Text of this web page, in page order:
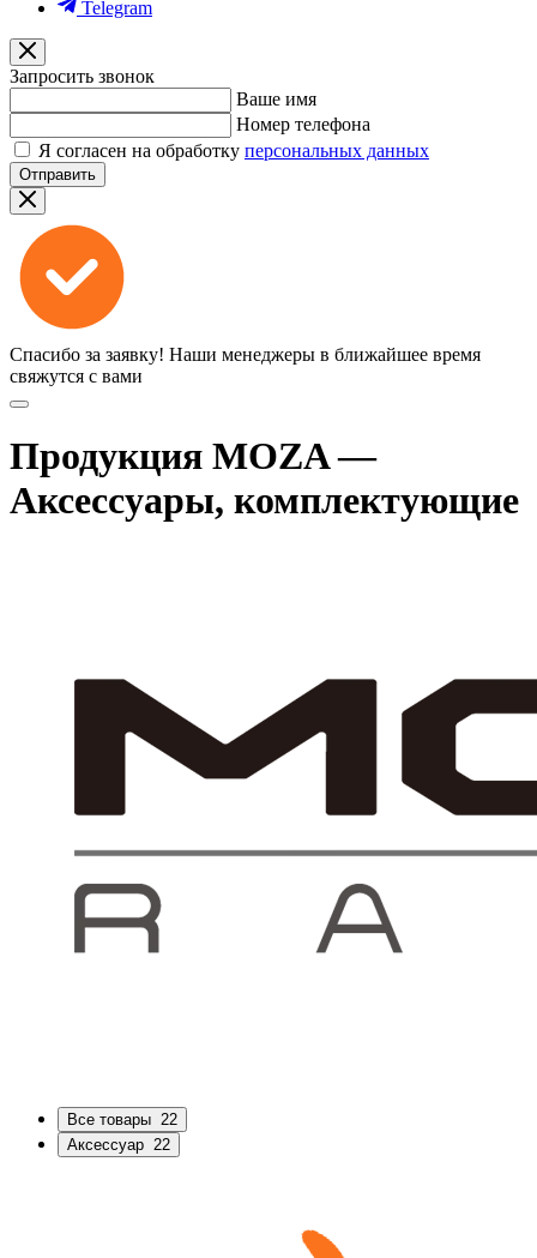
Telegram
Запросить звонок
Ваше имя
Номер телефона
Я согласен на обработку персональных данных
Отправить
Спасибо за заявку! Наши менеджеры в ближайшее время
свяжутся с вами
Продукция MOZA —
Аксессуары, комплектующие
Все товары 22
Аксессуар 22